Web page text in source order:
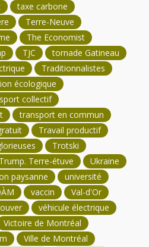
taxe carbone
Terre-Neuve
The Economist
TJC
tornade Gatineau
Traditionnalistes
écologique
collectif
transport en commun
Travail productif
Trotski
Trump. Terre-étuve
Ukraine
paysanne
université
vaccin
Val-d'Or
véhicule électrique
Victoire de Montréal
Ville de Montréal